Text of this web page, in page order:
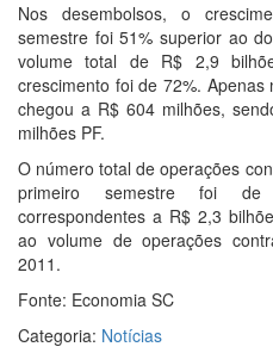
Nos desembolsos, o
semestre foi 51% superior ao
volume total de R$ 2,9
crescimento foi de 72%.
chegou a R$ 604 milhões,
milhões PF.
O número total de operações
primeiro semestre foi de
correspondentes a R$ 2,3
ao volume de operações
2011.
Fonte: Economia SC
Categoria: Notícias